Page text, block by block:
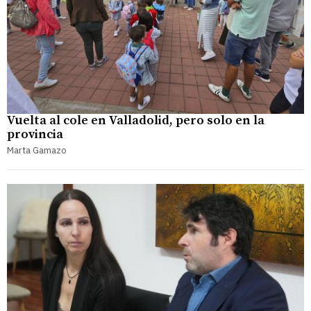
Vuelta al cole en Valladolid, pero solo en la
provincia
Marta Gamazo